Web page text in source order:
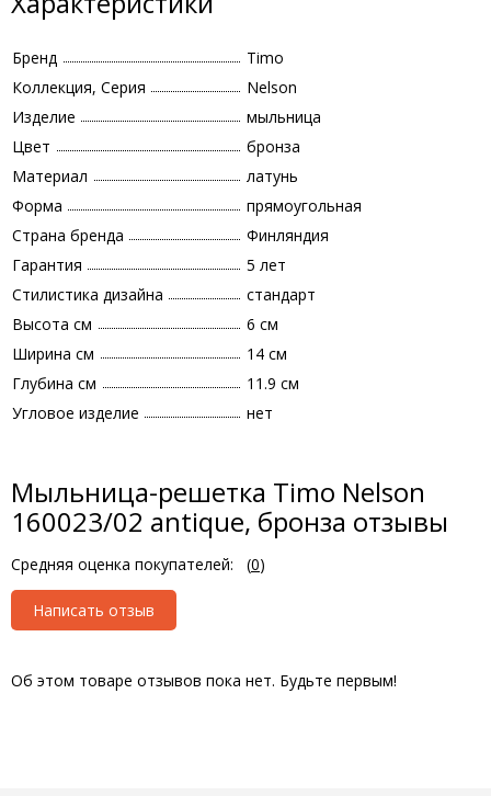
Бренд
Timo
Коллекция, Серия
Nelson
Изделие
мыльница
Цвет
бронза
Материал
латунь
Форма
прямоугольная
Страна бренда
Финляндия
Гарантия
5 лет
Стилистика дизайна
стандарт
Высота см
6 см
Ширина см
14 см
Глубина см
11.9 см
Угловое изделие
нет
Мыльница-решетка Timo Nelson
160023/02 antique, бронза отзывы
Средняя оценка покупателей: (0)
Написать отзыв
Об этом товаре отзывов пока нет. Будьте первым!